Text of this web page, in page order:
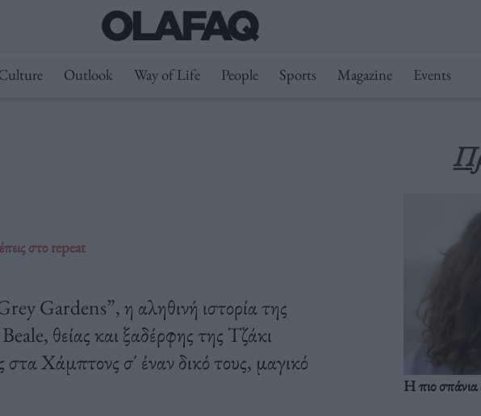
Outlook Way of Life People Sports Magazine Events
στο repeat
Gardens”, η αληθινή ιστορία της
θείας και ξαδέρφης της Τζάκι
Xάμπτονς σ΄ έναν δικό τους, μαγικό
Η πιο σπάνια